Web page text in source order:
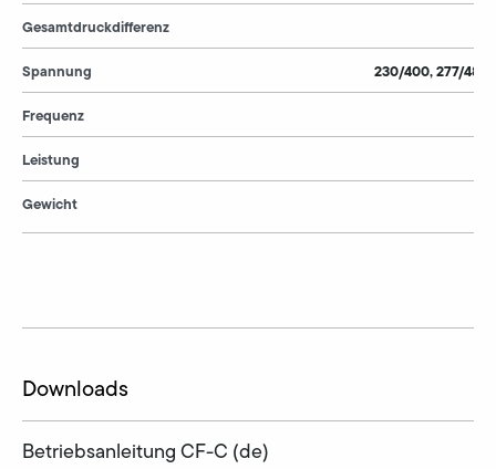
Gesamtdruckdifferenz
Spannung
Frequenz
Leistung
Gewicht
230/400, 277/
Downloads
Betriebsanleitung CF-C (de)